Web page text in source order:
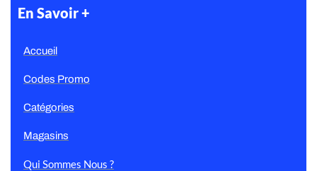
En Savoir +
Accueil
Codes Promo
Catégories
Magasins
Qui Sommes Nous ?